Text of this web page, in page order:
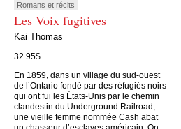
Romans et récits
Les Voix fugitives
Kai Thomas
32.95$
En 1859, dans un village du sud-ouest
de l’Ontario fondé par des réfugiés noirs
qui ont fui les États-Unis par le chemin
clandestin du Underground Railroad,
une vieille femme nommée Cash abat